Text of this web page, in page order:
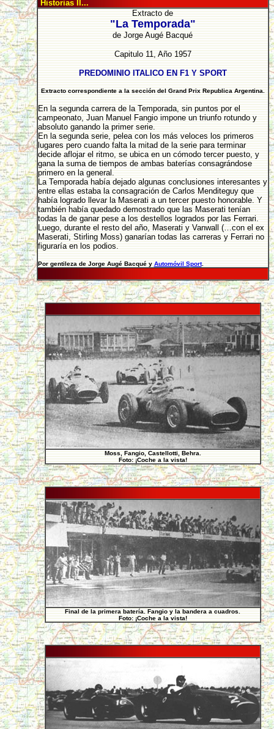
Historias II...
Extracto de
"La Temporada"
de Jorge Augé Bacqué
Capitulo 11, Año 1957
PREDOMINIO ITALICO EN F1 Y SPORT
Extracto correspondiente a la sección del Grand Prix Republica Argentina.
En la segunda carrera de la Temporada, sin puntos por el
campeonato, Juan Manuel Fangio impone un triunfo rotundo y
absoluto ganando la primer serie.
En la segunda serie, pelea con los más veloces los primeros
lugares pero cuando falta la mitad de la serie para terminar
decide aflojar el ritmo, se ubica en un cómodo tercer puesto, y
gana la suma de tiempos de ambas baterías consagrándose
primero en la general.
La Temporada había dejado algunas conclusiones interesantes y
entre ellas estaba la consagración de Carlos Menditeguy que
había logrado llevar la Maserati a un tercer puesto honorable. Y
también había quedado demostrado que las Maserati tenían
todas la de ganar pese a los destellos logrados por las Ferrari.
Luego, durante el resto del año, Maserati y Vanwall (…con el ex
Maserati, Stirling Moss) ganarían todas las carreras y Ferrari no
figuraría en los podios.
Por gentileza de Jorge Augé Bacqué y Automóvil Sport.
Moss, Fangio, Castellotti, Behra.
Foto: ¡Coche a la vista!
Final de la primera batería. Fangio y la bandera a cuadros.
Foto: ¡Coche a la vista!